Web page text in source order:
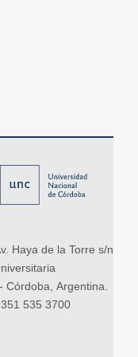
Haya de la Torre s/n,
Córdoba, Argentina.
535 3700